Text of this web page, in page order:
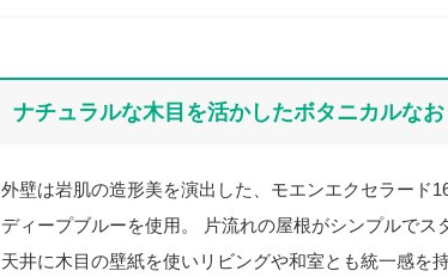
ナチュラルな木目を活かしたボタニカルなお
外壁は岩肌の造形美を演出した、モエンエクセラード
ディープブルーを使用。 片流れの屋根がシンプルでス
天井に木目の壁紙を使いリビングや和室とも統一感を